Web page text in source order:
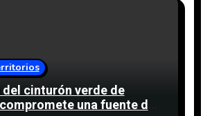
cinturón verde de
una fuente de